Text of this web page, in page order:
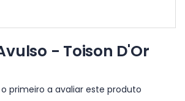
- Toison D'Or
o primeiro a avaliar este produto